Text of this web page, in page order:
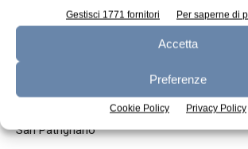
Gestisci 1771 fornitori Per saperne di
Accetta
Preferenze
Cookie Policy Privacy Policy
Articolo precedente
Donata una cisterna latte a
San Patrignano
Arrigoni